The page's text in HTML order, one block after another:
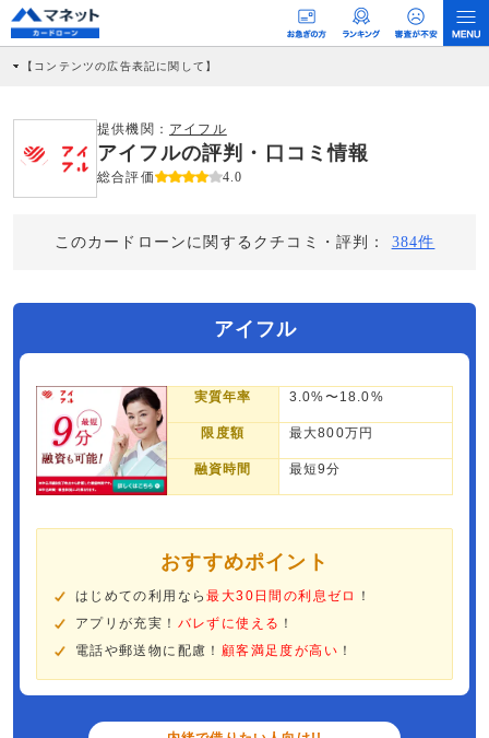
【コンテンツの広告表記に関して】
社に対して企業から紹介報酬が支払われるという収益モデルです。 ただし、特定の
商品を根拠なくPRするものではなく、当編集部の調査／ユーザーへの口コミ収集な
どに基づき、公平性を担保した情報提供を行っています。
>提携企業一覧
提供機関： アイフル
アイフルの評判・口コミ情報
総合評価 4.0
このカードローンに関するクチコミ・評判： 384件
アイフル
実質年率 3.0%〜18.0%
限度額 最大800万円
融資時間 最短9分
おすすめポイント
はじめての利用なら最大30日間の利息ゼロ
！
アプリが充実！ バレずに使える ！
電話や郵送物に配慮！ 顧客満足度が高い ！